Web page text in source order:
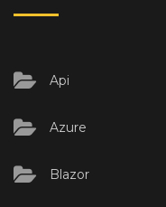
Api
Azure
Blazor